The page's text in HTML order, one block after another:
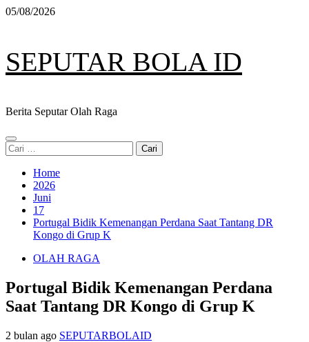
Skip
05/08/2026
SEPUTAR BOLA ID
Berita Seputar Olah Raga
Primary
Menu
Cari
untuk:
Home
2026
Juni
17
Portugal Bidik Kemenangan Perdana Saat Tantang DR
Kongo di Grup K
OLAH RAGA
Portugal Bidik Kemenangan Perdana
Saat Tantang DR Kongo di Grup K
2 bulan ago SEPUTARBOLAID